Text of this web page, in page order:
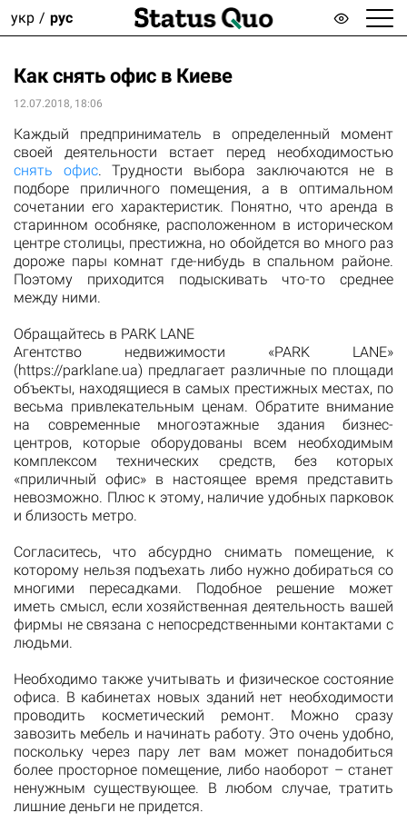
укр рус
Как снять офис в Киеве
12.07.2018, 18:06
Каждый предприниматель в определенный момент
своей деятельности встает перед необходимостью
снять офис. Трудности выбора заключаются не в
подборе приличного помещения, а в оптимальном
сочетании его характеристик. Понятно, что аренда в
старинном особняке, расположенном в историческом
центре столицы, престижна, но обойдется во много раз
дороже пары комнат где-нибудь в спальном районе.
Поэтому приходится подыскивать что-то среднее
между ними.
Обращайтесь в PARK LANE
Агентство недвижимости «PARK LANE»
(https://parklane.ua) предлагает различные по площади
объекты, находящиеся в самых престижных местах, по
весьма привлекательным ценам. Обратите внимание
на современные многоэтажные здания бизнес-
центров, которые оборудованы всем необходимым
комплексом технических средств, без которых
«приличный офис» в настоящее время представить
невозможно. Плюс к этому, наличие удобных парковок
и близость метро.
Согласитесь, что абсурдно снимать помещение, к
которому нельзя подъехать либо нужно добираться со
многими пересадками. Подобное решение может
иметь смысл, если хозяйственная деятельность вашей
фирмы не связана с непосредственными контактами с
людьми.
Необходимо также учитывать и физическое состояние
офиса. В кабинетах новых зданий нет необходимости
проводить косметический ремонт. Можно сразу
завозить мебель и начинать работу. Это очень удобно,
поскольку через пару лет вам может понадобиться
более просторное помещение, либо наоборот – станет
ненужным существующее. В любом случае, тратить
лишние деньги не придется.